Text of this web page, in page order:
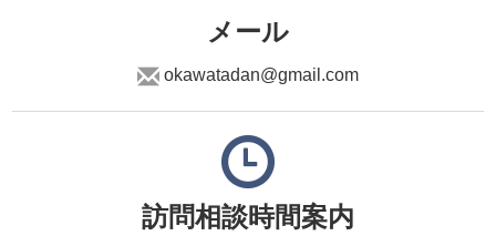
メール
okawatadan@gmail.com
訪問相談時間案内